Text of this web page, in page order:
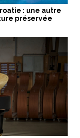
: une autre
préservée